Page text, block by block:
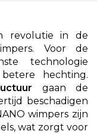
revolutie in de
Voor de
technologie
hechting.
gaan de
beschadigen
wimpers zijn
wat zorgt voor